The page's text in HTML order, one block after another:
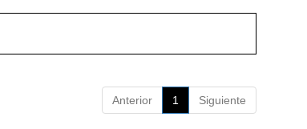
Anterior 1 Siguiente